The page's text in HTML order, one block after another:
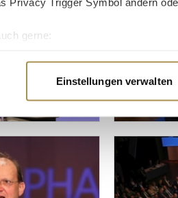
Privacy Trigger Symbol ändern
gerne:
Daten verarbeitet
Anzeigen zu personalisieren,
analysieren. Außerdem geben
Medien, Werbung und Analysen
die Sie ihnen
Einstellungen verwalten